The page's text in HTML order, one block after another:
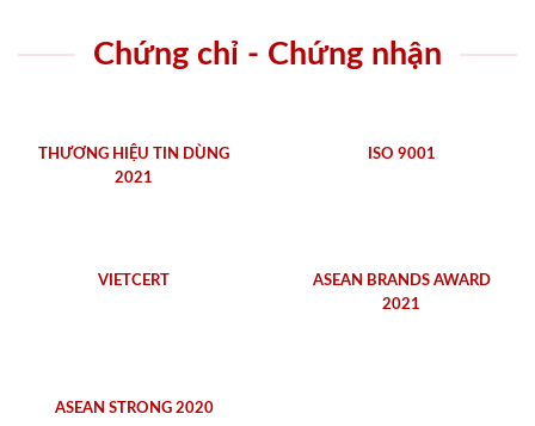
Chứng chỉ - Chứng nhận
THƯƠNG HIỆU TIN DÙNG
2021
ISO 9001
VIETCERT
ASEAN BRANDS AWARD
2021
ASEAN STRONG 2020